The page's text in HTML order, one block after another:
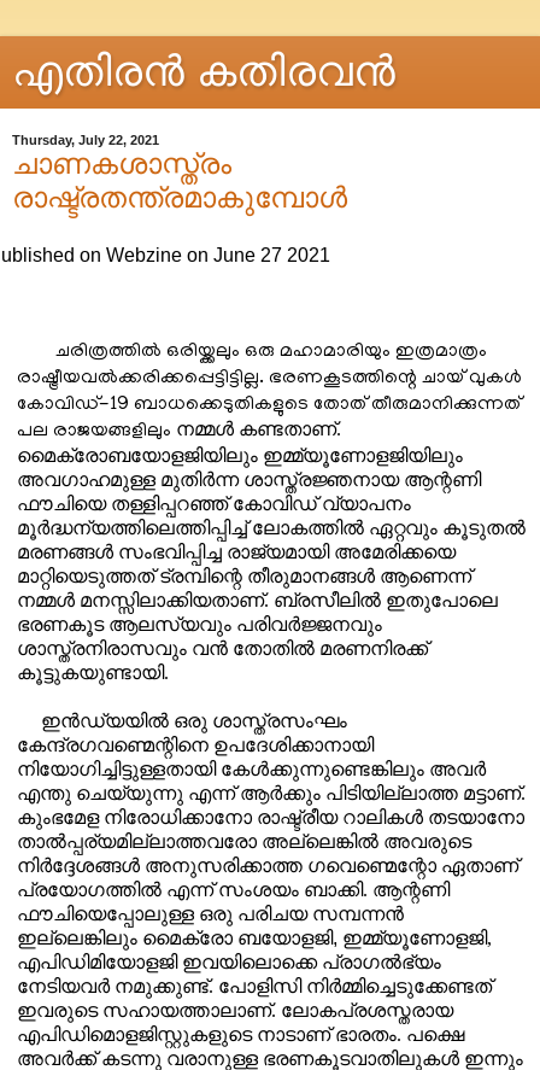
എതിരന്‍ കതിരവന്‍
Thursday, July 22, 2021
ചാണകശാസ്ത്രം
രാഷ്ട്രതന്ത്രമാകുമ്പോൾ
on Webzine on June 27 2021
ചരിത്രത്തിൽ ഒരിയ്ക്കലും ഒരു മഹാമാരിയും ഇത്രമാത്രം
രാഷ്ട്രീയവൽക്കരിക്കപ്പെട്ടിട്ടില്ല. ഭരണകൂടത്തിന്റെ ചായ് വുകൾ
കോവിഡ്-19 ബാധക്കെടുതികളുടെ തോത് തീരുമാനിക്കുന്നത്
പല രാജയങ്ങളിലും നമ്മൾ കണ്ടതാണ്.
മൈക്രോബയോളജിയിലും ഇമ്മ്യൂണോളജിയിലും
അവഗാഹമുള്ള മുതിർന്ന ശാസ്ത്രജ്ഞനായ ആന്റണി
ഫൗചിയെ തള്ളിപ്പറഞ്ഞ് കോവിഡ് വ്യാപനം
മൂർദ്ധന്യത്തിലെത്തിപ്പിച്ച് ലോകത്തിൽ ഏറ്റവും കൂടുതൽ
മരണങ്ങൾ സംഭവിപ്പിച്ച രാജ്യമായി അമേരിക്കയെ
മാറ്റിയെടുത്തത് ട്രമ്പിന്റെ തീരുമാനങ്ങൾ ആണെന്ന്
നമ്മൾ മനസ്സിലാക്കിയതാണ്. ബ്രസീലിൽ ഇതുപോലെ
ഭരണകൂട ആലസ്യവും പരിവർജ്ജനവും
ശാസ്ത്രനിരാസവും വൻ തോതിൽ മരണനിരക്ക്
കൂട്ടുകയുണ്ടായി.
ഇൻഡ്യയിൽ ഒരു ശാസ്ത്രസംഘം
കേന്ദ്രഗവണ്മെന്റിനെ ഉപദേശിക്കാനായി
നിയോഗിച്ചിട്ടുള്ളതായി കേൾക്കുന്നുണ്ടെങ്കിലും അവർ
എന്തു ചെയ്യുന്നു എന്ന് ആർക്കും പിടിയില്ലാത്ത മട്ടാണ്.
കുംഭമേള നിരോധിക്കാനോ രാഷ്ട്രീയ റാലികൾ തടയാനോ
താൽപ്പര്യമില്ലാത്തവരോ അല്ലെങ്കിൽ അവരുടെ
നിർദ്ദേശങ്ങൾ അനുസരിക്കാത്ത ഗവെണ്മെന്റോ ഏതാണ്
പ്രയോഗത്തിൽ എന്ന് സംശയം ബാക്കി. ആന്റണി
ഫൗചിയെപ്പോലുള്ള ഒരു പരിചയ സമ്പന്നൻ
ഇല്ലെങ്കിലും മൈക്രോ ബയോളജി, ഇമ്മ്യൂണോളജി,
എപിഡിമിയോളജി ഇവയിലൊക്കെ പ്രാഗൽഭ്യം
നേടിയവർ നമുക്കുണ്ട്. പോളിസി നിർമ്മിച്ചെടുക്കേണ്ടത്
ഇവരുടെ സഹായത്താലാണ്. ലോകപ്രശസ്തരായ
എപിഡിമൊളജിസ്റ്റുകളുടെ നാടാണ് ഭാരതം. പക്ഷെ
അവർക്ക് കടന്നു വരാനുള്ള ഭരണകൂടവാതിലുകൾ ഇന്നും